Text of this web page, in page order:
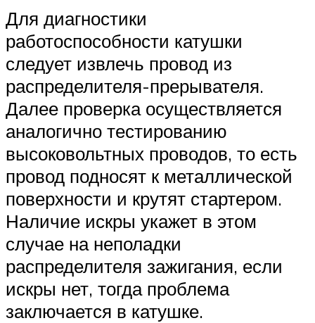
Для диагностики
работоспособности катушки
следует извлечь провод из
распределителя-прерывателя.
Далее проверка осуществляется
аналогично тестированию
высоковольтных проводов, то есть
провод подносят к металлической
поверхности и крутят стартером.
Наличие искры укажет в этом
случае на неполадки
распределителя зажигания, если
искры нет, тогда проблема
заключается в катушке.